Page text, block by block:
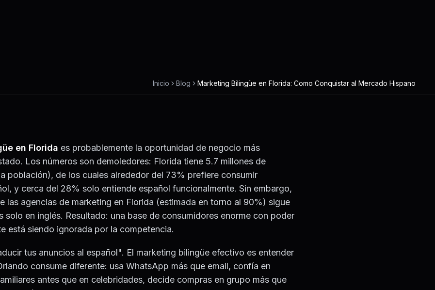
Inicio Blog Marketing Bilingüe en Florida: Como Conquistar al Mercado Hispano
en Florida es probablemente la oportunidad de negocio más
Los números son demoledores: Florida tiene 5.7 millones de
población), de los cuales alrededor del 73% prefiere consumir
y cerca del 28% solo entiende español funcionalmente. Sin embargo,
las agencias de marketing en Florida (estimada en torno al 90%) sigue
solo en inglés. Resultado: una base de consumidores enorme con poder
está siendo ignorada por la competencia.
tus anuncios al español". El marketing bilingüe efectivo es entender
consume diferente: usa WhatsApp más que email, confía en
antes que en celebridades, decide compras en grupo más que